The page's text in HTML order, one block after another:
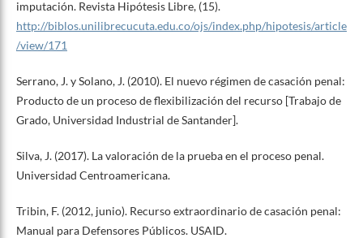
imputación. Revista Hipótesis Libre, (15).
http://biblos.unilibrecucuta.edu.co/ojs/index.php/hipotesis/article
/view/171
Serrano, J. y Solano, J. (2010). El nuevo régimen de casación penal:
Producto de un proceso de flexibilización del recurso [Trabajo de
Grado, Universidad Industrial de Santander].
Silva, J. (2017). La valoración de la prueba en el proceso penal.
Universidad Centroamericana.
Tribin, F. (2012, junio). Recurso extraordinario de casación penal:
Manual para Defensores Públicos. USAID.